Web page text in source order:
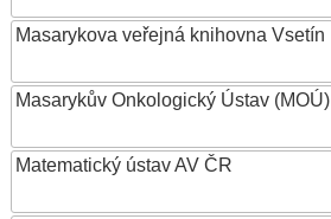
Masarykova veřejná knihovna Vsetín
Masarykův Onkologický Ústav (MOÚ)
Matematický ústav AV ČR